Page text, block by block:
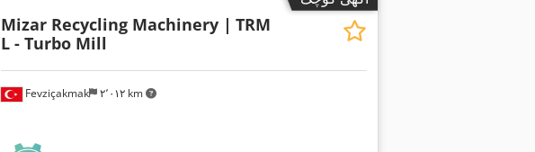
Fevziçakmak ۲٬۰۱۲ km
Mizar Recycling Machinery | TRM
L - Turbo Mill